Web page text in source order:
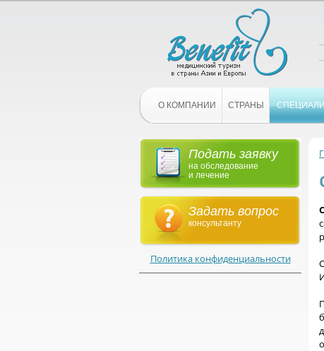
О КОМПАНИИ СТРАНЫ
Подать заявку
на обследование
и лечение
Задать вопрос
консультанту
Политика конфиденциальности